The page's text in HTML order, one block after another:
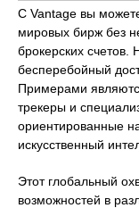
С Vantage вы
мировых бирж без
брокерских
бесперебойный
Примерами
трекеры и
ориентированные
искусственный
Этот глобальный
возможностей в